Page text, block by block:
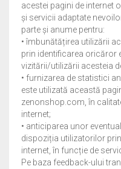
CONTUL MEU
POLITICA DE CONFIDENȚIALITATE
POLITICA COOKIES
RETUR SI SCHIMB
ROMÂNĂ
0 ITEMS
acestei pagini de internet
și servicii adaptate
parte și anume pentru:
• îmbunătățirea utilizării
prin identificarea oricăror
vizitării/utilizării acesteia
• furnizarea de statistici
este utilizată această
zenonshop.com, în
internet;
• anticiparea unor
dispoziția utilizatorilor
internet, în funcție de
Pe baza feedback-ului